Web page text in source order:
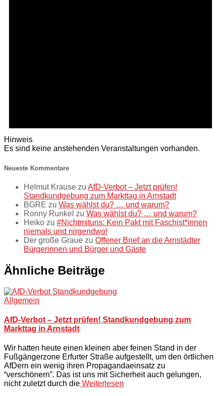
Hinweis
Es sind keine anstehenden Veranstaltungen vorhanden.
Neueste Kommentare
Helmut Krause zu AfD-Verbot – Jetzt prüfen!
Standkundgebung zum Markttag in Arnstadt
BGRE zu Was wählst du? … und warum?
Ronny Runkel zu Was wählst du? … und warum?
Heiko zu #Nichtmituns: Kein Pakt mit Faschist*innen
niemals und nirgendwo!
Der große Graue zu Offener Brief an die Arnstädter
Bürgerinnen und Bürger und Gäste
Ähnliche Beiträge
Allgemein
AfD-Verbot – Jetzt prüfen! Standkundgebung zum
Markttag in Arnstadt
Wir hatten heute einen kleinen aber feinen Stand in der
Fußgängerzone Erfurter Straße aufgestellt, um den örtlichen
AfDern ein wenig ihren Propagandaeinsatz zu
“verschönern”. Das ist uns mit Sicherheit auch gelungen,
nicht zuletzt durch die Weiterlesen